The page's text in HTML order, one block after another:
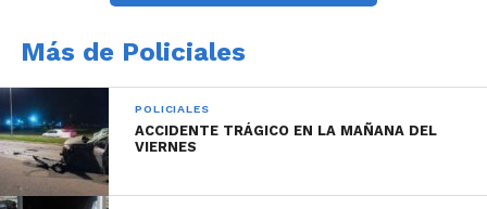
Más de Policiales
POLICIALES
ACCIDENTE TRÁGICO EN LA MAÑANA DEL
VIERNES